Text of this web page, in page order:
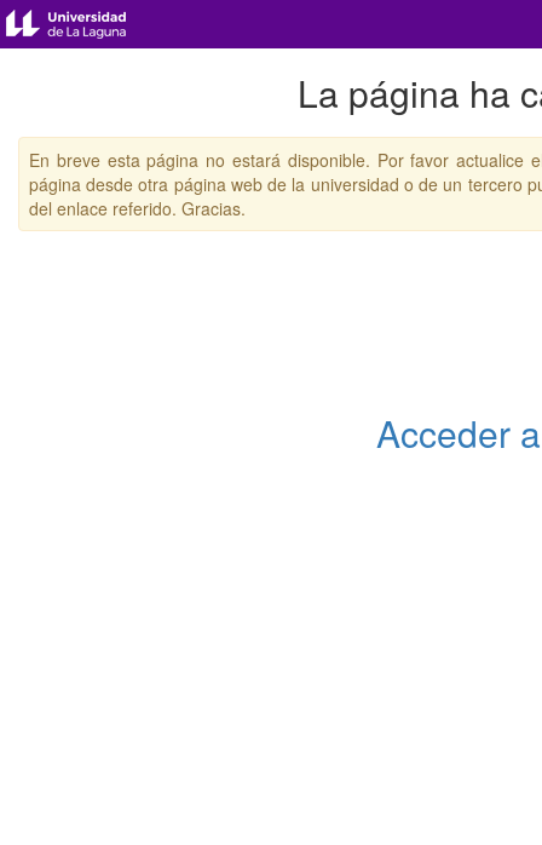
La página ha
En breve esta página no estará disponible. Por favor
página desde otra página web de la universidad o de un tercero
del enlace referido. Gracias.
Acceder